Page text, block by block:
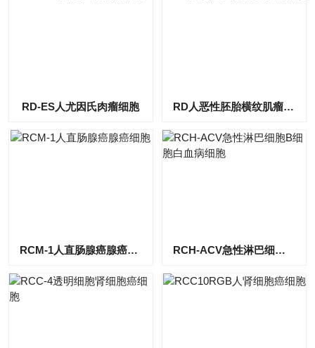
RD-ES人尤因氏肉瘤细胞 RD人恶性胚胎横纹肌瘤细胞
RCM-1人直肠腺癌腺癌细胞 RCH-ACV急性淋巴细胞B细胞白血病细胞